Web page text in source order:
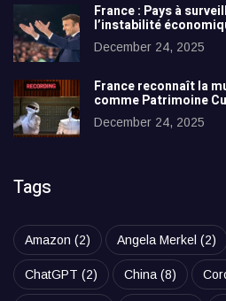
France : Pays à
l’instabilité
December 24, 2025
France reconnaît la
comme Patrimoine
December 24, 2025
Tags
Amazon (2) Angela Merkel (2)
ChatGPT (2) China (8)